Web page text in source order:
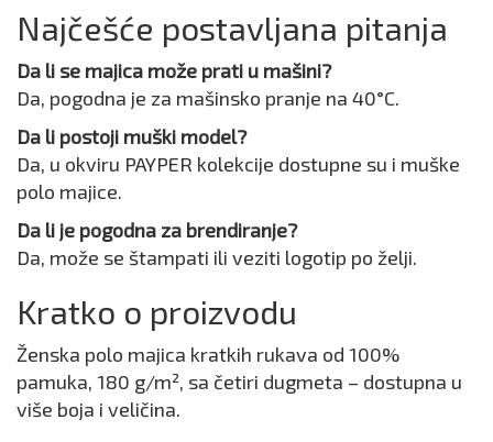
Najčešće postavljana pitanja
Da li se majica može prati u mašini?
Da, pogodna je za mašinsko pranje na 40°C.
Da li postoji muški model?
Da, u okviru PAYPER kolekcije dostupne su i muške
polo majice.
Da li je pogodna za brendiranje?
Da, može se štampati ili veziti logotip po želji.
Kratko o proizvodu
Ženska polo majica kratkih rukava od 100%
pamuka, 180 g/m², sa četiri dugmeta – dostupna u
više boja i veličina.